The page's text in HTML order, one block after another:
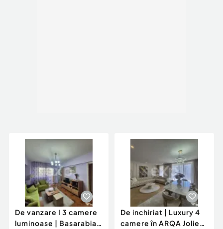
De vanzare I 3 camere
luminoase | Basarabia -
De inchiriat | Luxury 4
camere în ARQA Jolie